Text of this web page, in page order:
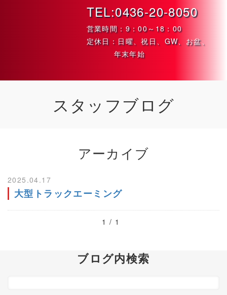
TEL:0436-20-8050
営業時間：9：00～18：00
定休日：日曜、祝日、GW、お盆、
年末年始
スタッフブログ
アーカイブ
2025.04.17
大型トラックエーミング
1 / 1
ブログ内検索